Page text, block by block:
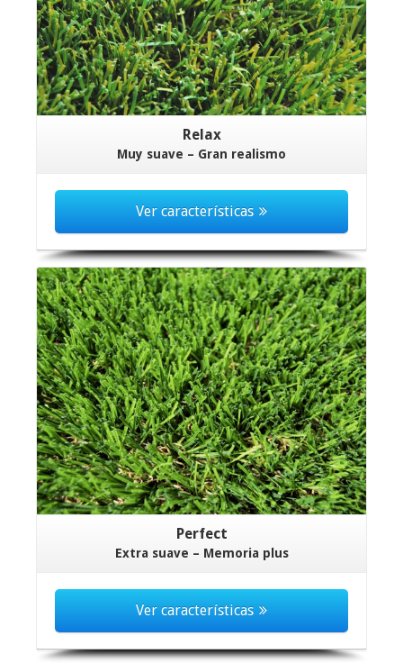
Relax
Muy suave – Gran realismo
Ver características
Perfect
Extra suave – Memoria plus
Ver características